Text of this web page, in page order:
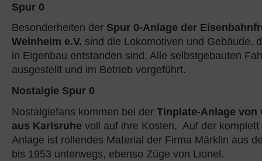
Spur 0
Besonderheiten der Spur 0-Anlage der
Weinheim e.V. sind die Lokomotiven und Gebäude,
in Eigenbau entstanden sind. Alle selbstgebauten
ausgestellt und im Betrieb vorgeführt.
Nostalgie Spur 0
Nostalgiefans kommen bei der Tinplate-Anlage von
aus Karlsruhe voll auf ihre Kosten. Auf der komplett
Anlage ist rollendes Material der Firma Märklin aus
bis 1953 unterwegs, ebenso Züge von Lionel.